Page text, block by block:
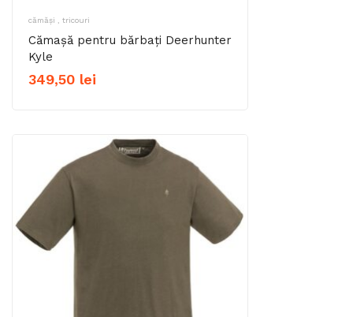
cămăși , tricouri
Cămașă pentru bărbați Deerhunter
Kyle
349,50 lei